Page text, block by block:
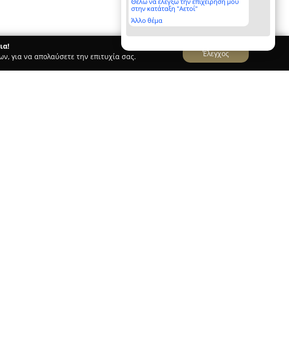
στην κατάταξη "Αετοί"
Άλλο θέμα
για να απολαύσετε την επιτυχία σας.
Έλεγχος